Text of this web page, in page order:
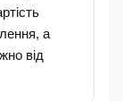
а
від